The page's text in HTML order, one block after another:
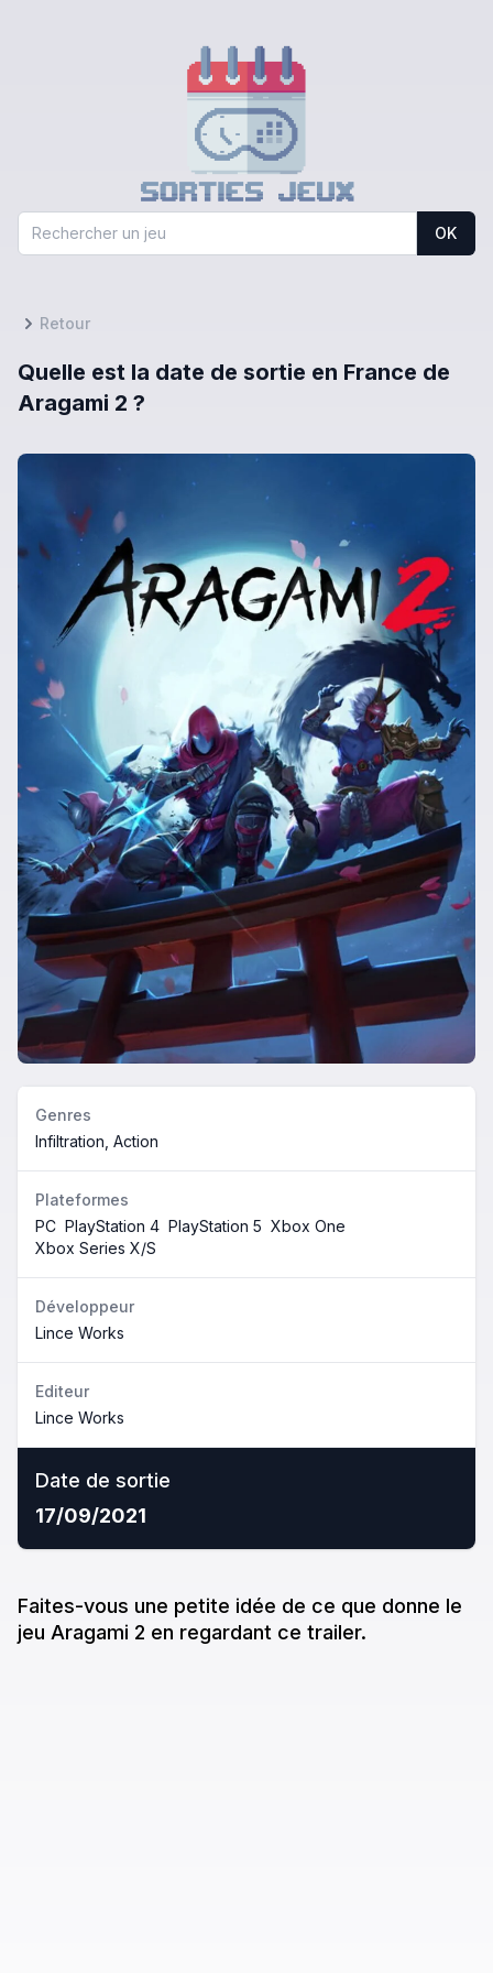
OK
Retour
Quelle est la date de sortie en France de
Aragami 2 ?
Genres
Infiltration, Action
Plateformes
PC PlayStation 4 PlayStation 5 Xbox One
Xbox Series X/S
Développeur
Lince Works
Editeur
Lince Works
Date de sortie
17/09/2021
Faites-vous une petite idée de ce que donne le
jeu Aragami 2 en regardant ce trailer.